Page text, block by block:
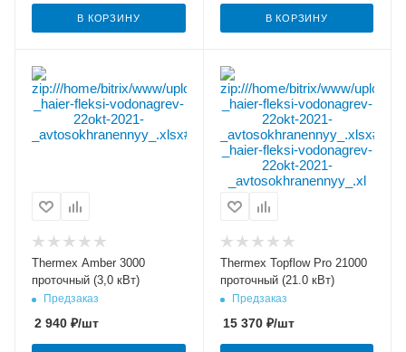
В КОРЗИНУ В КОРЗИНУ
Thermex Amber 3000
проточный (3,0 кВт)
Предзаказ
2 940 ₽/шт
Thermex Topflow Pro 21000
проточный (21.0 кВт)
Предзаказ
15 370₽/шт